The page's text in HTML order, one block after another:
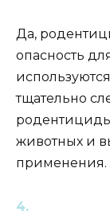
Да,
опасность
тщательно
животных и
применения.